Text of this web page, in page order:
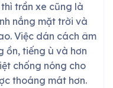
trần xe cũng là
nắng mặt trời và
Việc dán cách âm
ồn, tiếng ù và hơn
chống nóng cho
thoáng mát hơn.